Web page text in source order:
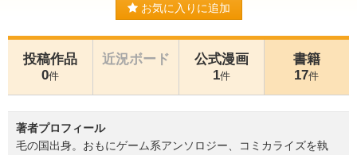
お気に入りに追加
投稿作品
0件
近況ボード
公式漫画
1件
書籍
17件
著者プロフィール
毛の国出身。おもにゲーム系アンソロジー、コミカライズを執